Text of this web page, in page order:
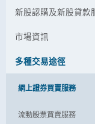
新股認購及新股貸款
市場資訊
多種交易途徑
網上證券買賣服務
流動股票買賣服務